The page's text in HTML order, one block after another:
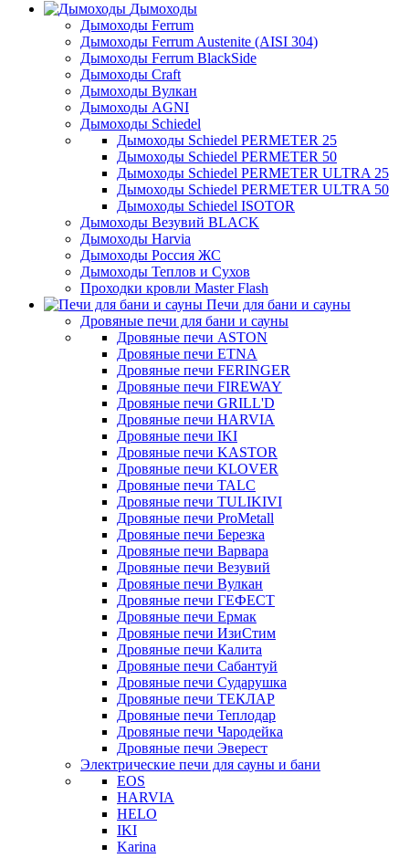
Дымоходы
Дымоходы Ferrum
Дымоходы Ferrum Austenite (AISI 304)
Дымоходы Ferrum BlackSide
Дымоходы Craft
Дымоходы Вулкан
Дымоходы AGNI
Дымоходы Schiedel
Дымоходы Schiedel PERMETER 25
Дымоходы Schiedel PERMETER 50
Дымоходы Schiedel PERMETER ULTRA 25
Дымоходы Schiedel PERMETER ULTRA 50
Дымоходы Schiedel ISOTOR
Дымоходы Везувий BLACK
Дымоходы Harvia
Дымоходы Россия ЖС
Дымоходы Теплов и Сухов
Проходки кровли Master Flash
Печи для бани и сауны
Дровяные печи для бани и сауны
Дровяные печи ASTON
Дровяные печи ETNA
Дровяные печи FERINGER
Дровяные печи FIREWAY
Дровяные печи GRILL'D
Дровяные печи HARVIA
Дровяные печи IKI
Дровяные печи KASTOR
Дровяные печи KLOVER
Дровяные печи TALC
Дровяные печи TULIKIVI
Дровяные печи ProMetall
Дровяные печи Березка
Дровяные печи Варвара
Дровяные печи Везувий
Дровяные печи Вулкан
Дровяные печи ГЕФЕСТ
Дровяные печи Ермак
Дровяные печи ИзиСтим
Дровяные печи Калита
Дровяные печи Сабантуй
Дровяные печи Сударушка
Дровяные печи ТЕКЛАР
Дровяные печи Теплодар
Дровяные печи Чародейка
Дровяные печи Эверест
Электрические печи для сауны и бани
EOS
HARVIA
HELO
IKI
Karina